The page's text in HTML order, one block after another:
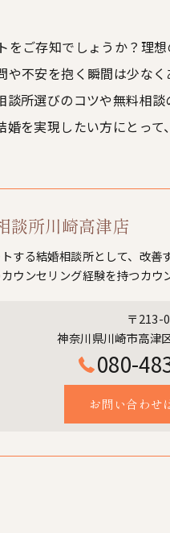
ご存知でしょうか？理
不安を抱く瞬間は少な
所選びのコツや無料相
を実現したい方にとっ
談所川崎高津店
する結婚相談所として、改
ウンセリング経験を持つカウ
〒213-
神奈川県川崎市高津
080-
お問い合わせ